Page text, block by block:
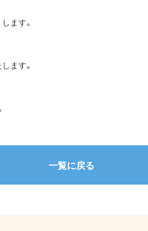
ます。
ます。
一覧に戻る